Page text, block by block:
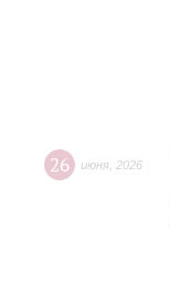
26 июня 2026